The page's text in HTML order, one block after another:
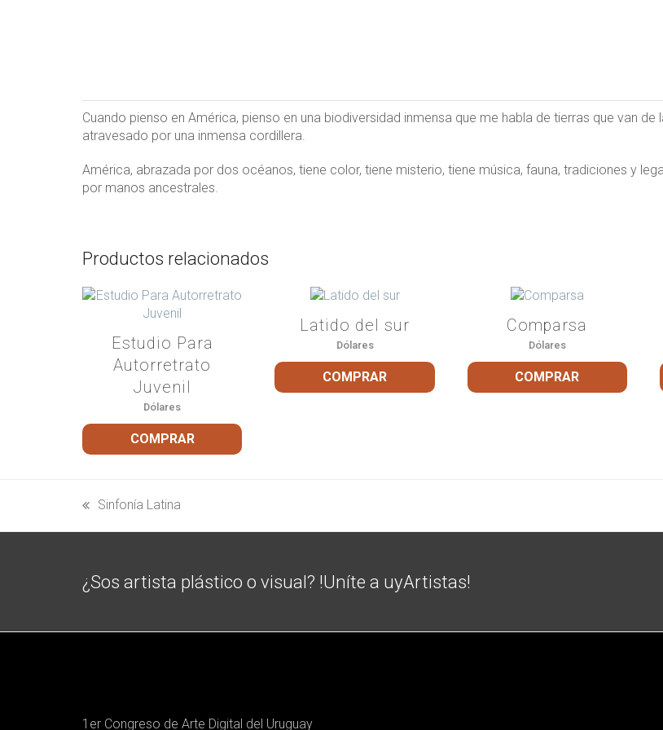
Cuando pienso en América, pienso en una biodiversidad inmensa que me habla de tierras que van
atravesado por una inmensa cordillera.
América, abrazada por dos océanos, tiene color, tiene misterio, tiene música, fauna, tradiciones y
por manos ancestrales.
Productos relacionados
Estudio Para
Autorretrato
Juvenil
Dólares
COMPRAR
Latido del sur
Dólares
COMPRAR
Comparsa
Dólares
COMPRAR
previous
post:
Sinfonía Latina
¿Sos artista plástico o visual? !Uníte a uyArtistas!
1er Congreso de Arte Digital del Uruguay